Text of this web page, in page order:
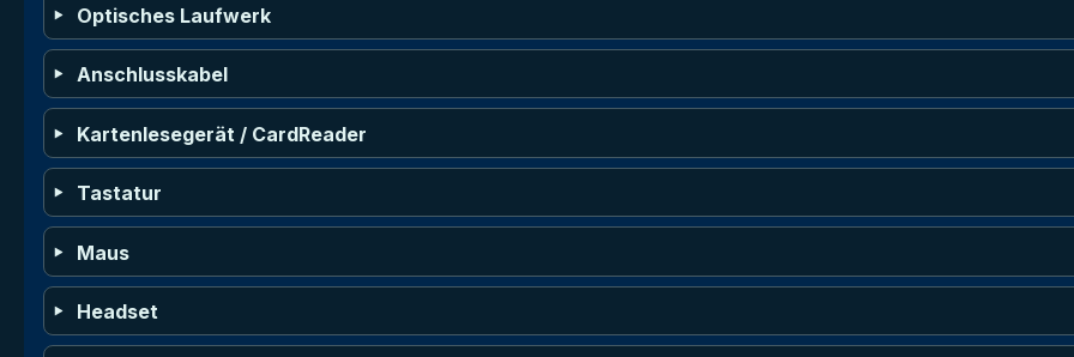
Optisches Laufwerk
Anschlusskabel
Kartenlesegerät / CardReader
Tastatur
Maus
Headset